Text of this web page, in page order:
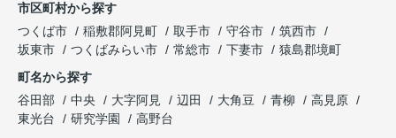
市区町村から探す
つくば市
稲敷郡阿見町 取手市 守谷市
筑西市
坂東市
つくばみらい市 常総市 下妻市
猿島郡境町
町名から探す
谷田部
中央 大字阿見 辺田 大角豆 青柳
高見原
東光台
研究学園
高野台